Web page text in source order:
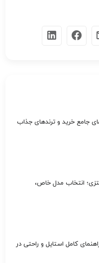
جامع خرید و ترندهای جذاب
انتخاب مدل خاص،
کامل استایل و راحتی در